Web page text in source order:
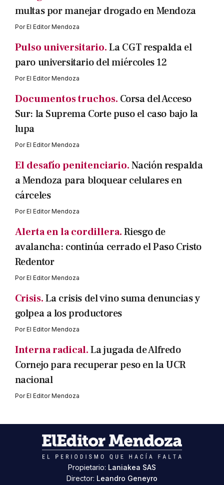
multas por manejar drogado en Mendoza
PorEl Editor Mendoza
Pulso universitario.La CGT respalda el
paro universitario del miércoles 12
PorEl Editor Mendoza
Documentos truchos. Corsa del Acceso
Sur: la Suprema Corte puso el caso bajo la
lupa
PorEl Editor Mendoza
El desafío penitenciario.Nación respalda
a Mendoza para bloquear celulares en
cárceles
PorEl Editor Mendoza
Alerta en la cordillera.Riesgo de
avalancha: continúa cerrado el Paso Cristo
Redentor
PorEl Editor Mendoza
Crisis.La crisis del vino suma denuncias y
golpea a los productores
PorEl Editor Mendoza
Interna radical.La jugada de Alfredo
Cornejo para recuperar peso en la UCR
nacional
PorEl Editor Mendoza
Propietario: Laniakea SAS
Director: Leandro Geneyro